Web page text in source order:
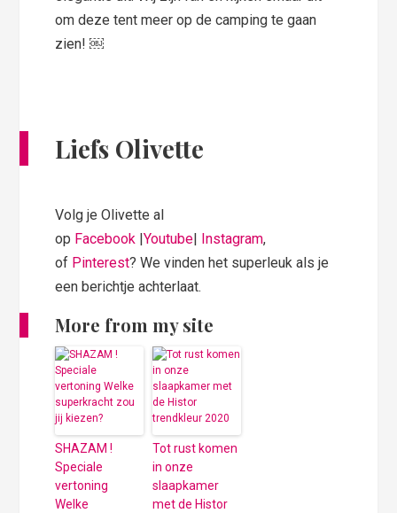
om deze tent meer op de camping te gaan
zien! ￼
Liefs Olivette
Volg je Olivette al
op Facebook |Youtube Instagram,
of Pinterest? We vinden het superleuk als je
een berichtje achterlaat.
More from my site
SHAZAM !
Speciale
vertoning
Welke
Tot rust komen
in onze
slaapkamer
met de Histor